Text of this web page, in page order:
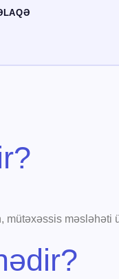
mütəxəssis məsləhəti